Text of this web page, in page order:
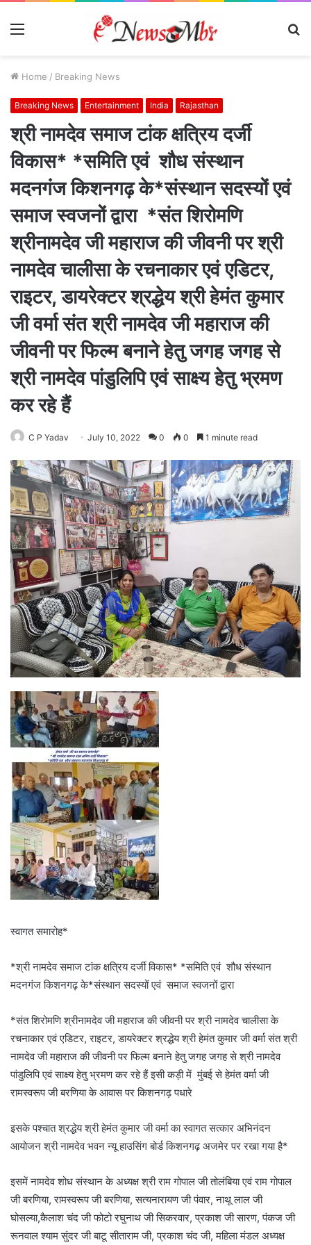
Menu
Home / Breaking News
Breaking News Entertainment India Rajasthan
श्री नामदेव समाज टांक क्षत्रिय दर्जी
विकास* *समिति एवं शौध संस्थान
मदनगंज किशनगढ़ के*संस्थान सदस्यों एवं
समाज स्वजनों द्वारा *संत शिरोमणि
श्रीनामदेव जी महाराज की जीवनी पर श्री
नामदेव चालीसा के रचनाकार एवं एडिटर,
राइटर, डायरेक्टर श्रद्धेय श्री हेमंत कुमार
जी वर्मा संत श्री नामदेव जी महाराज की
जीवनी पर फिल्म बनाने हेतु जगह जगह से
श्री नामदेव पांडुलिपि एवं साक्ष्य हेतु भ्रमण
कर रहे हैं
C P Yadav July 10, 2022 0 0 1 minute read
स्वागत समारोह*
*श्री नामदेव समाज टांक क्षत्रिय दर्जी विकास* *समिति एवं शौध संस्थान
मदनगंज किशनगढ़ के*संस्थान सदस्यों एवं समाज स्वजनों द्वारा
*संत शिरोमणि श्रीनामदेव जी महाराज की जीवनी पर श्री नामदेव चालीसा के
रचनाकार एवं एडिटर, राइटर, डायरेक्टर श्रद्धेय श्री हेमंत कुमार जी वर्मा संत श्री
नामदेव जी महाराज की जीवनी पर फिल्म बनाने हेतु जगह जगह से श्री नामदेव
पांडुलिपि एवं साक्ष्य हेतु भ्रमण कर रहे हैं इसी कड़ी में मुंबई से हेमंत वर्मा जी
रामस्वरूप जी बरणिया के आवास पर किशनगढ़ पधारे
इसके पश्चात श्रद्धेय श्री हेमंत कुमार जी वर्मा का स्वागत सत्कार अभिनंदन
आयोजन श्री नामदेव भवन न्यू हाउसिंग बोर्ड किशनगढ़ अजमेर पर रखा गया है*
इसमें नामदेव शोध संस्थान के अध्यक्ष श्री राम गोपाल जी तोलंबिया एवं राम गोपाल
जी बरणिया, रामस्वरूप जी बरणिया, सत्यनारायण जी पंवार, नाथू लाल जी
घोसल्या,कैलाश चंद जी फोटो रघुनाथ जी सिकरवार, प्रकाश जी सारण, पंकज जी
रूनवाल श्याम सुंदर जी बाटू सीताराम जी, प्रकाश चंद जी, महिला मंडल अध्यक्ष